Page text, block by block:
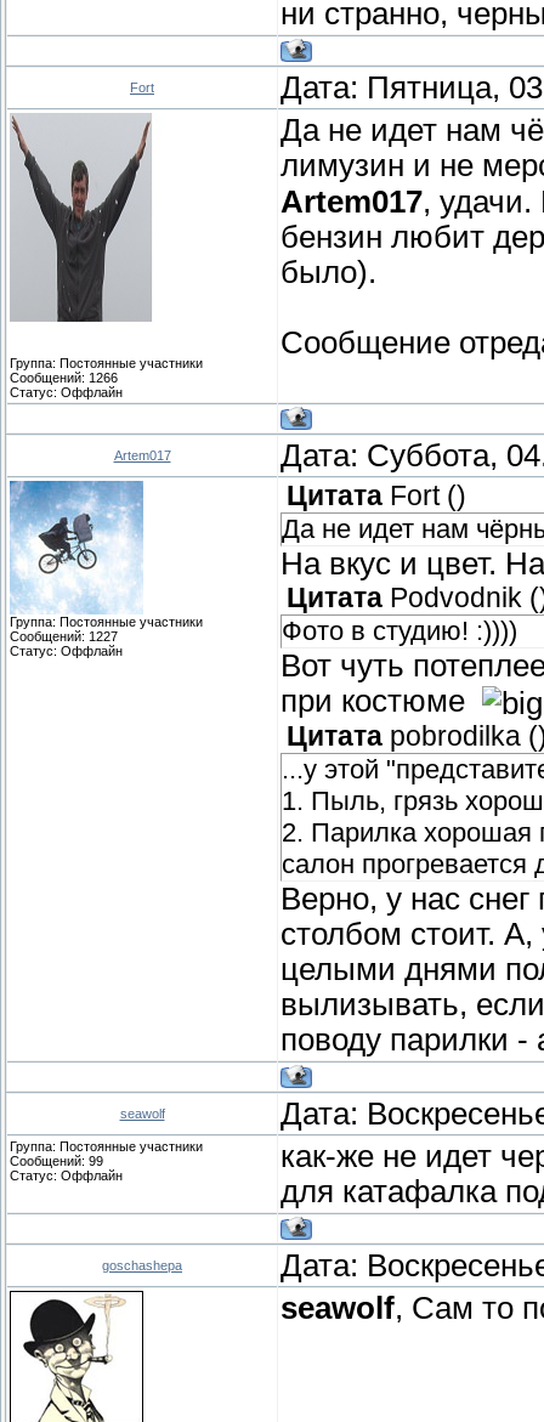
ни странно,
Fort Дата: Пятница,
Группа: Постоянные участники
Сообщений: 1266
Статус: Оффлайн
Да не идет нам
лимузин и не
Artem017,
бензин любит
было).
Сообщение
Artem017 Дата: Суббота,
Группа: Постоянные участники
Сообщений: 1227
Статус: Оффлайн
Цитата Fort()
Да не идет нам
На вкус и цвет.
Цитата Podvodnik (
Фото в студию! :))))
Вот чуть
при костюме
Цитата pobrodilka (
...у этой
1. Пыль, грязь
2. Парилка хорошая
салон прогревается
Верно, у нас
столбом стоит.
целыми днями
вылизывать,
поводу парилки -
seawolf Дата:
Группа: Постоянные участники
Сообщений: 99
Статус: Оффлайн
как-же не идет
для катафалка
goschashepa Дата:
seawolf, Сам то